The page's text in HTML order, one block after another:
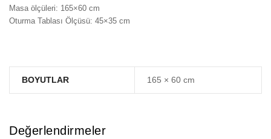
Masa ölçüleri: 165×60 cm
Oturma Tablası Ölçüsü: 45×35 cm
BOYUTLAR 165 × 60 cm
Değerlendirmeler